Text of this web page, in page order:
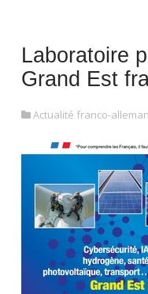
Laboratoire
Grand Est
Actualité franco-